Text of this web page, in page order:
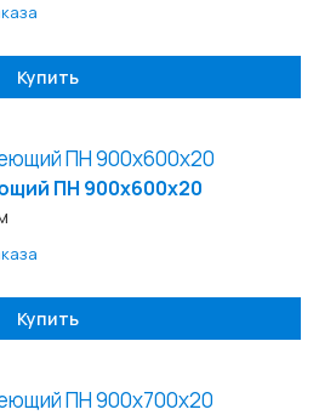
Купить
ПН 900х600x20
Купить